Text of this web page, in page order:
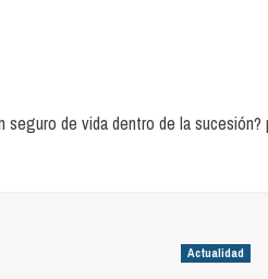
seguro de vida dentro de la sucesión?
Actualidad